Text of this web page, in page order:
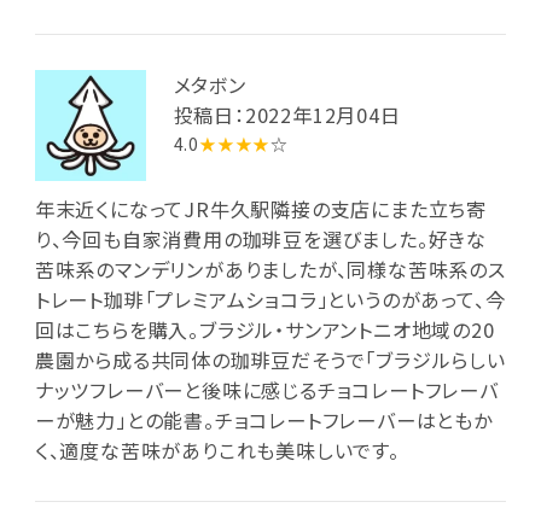
メタボン
投稿日：2022年12月04日
4.0★★★★☆
年末近くになってJR牛久駅隣接の支店にまた立ち寄
り、今回も自家消費用の珈琲豆を選びました。好きな
苦味系のマンデリンがありましたが、同様な苦味系のス
トレート珈琲「プレミアムショコラ」というのがあって、今
回はこちらを購入。ブラジル・サンアントニオ地域の20
農園から成る共同体の珈琲豆だそうで「ブラジルらしい
ナッツフレーバーと後味に感じるチョコレートフレーバ
ーが魅力」との能書。チョコレートフレーバーはともか
く、適度な苦味がありこれも美味しいです。